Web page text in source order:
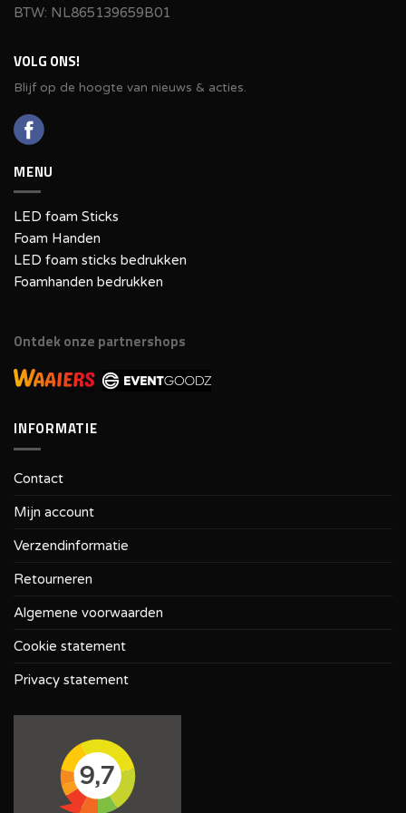
BTW: NL865139659B01
VOLG ONS!
Blijf op de hoogte van nieuws & acties.
MENU
LED foam Sticks
Foam Handen
LED foam sticks bedrukken
Foamhanden bedrukken
Ontdek onze partnershops
INFORMATIE
Contact
Mijn account
Verzendinformatie
Retourneren
Algemene voorwaarden
Cookie statement
Privacy statement